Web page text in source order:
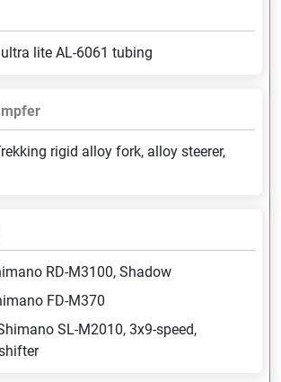
lite AL-6061 tubing
rigid alloy fork, alloy steerer,
RD-M3100, Shadow
FD-M370
SL-M2010, 3x9-speed,